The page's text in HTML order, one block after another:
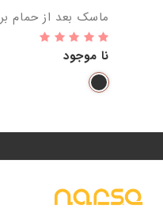
ماسک بعد از حمام
نا موجود